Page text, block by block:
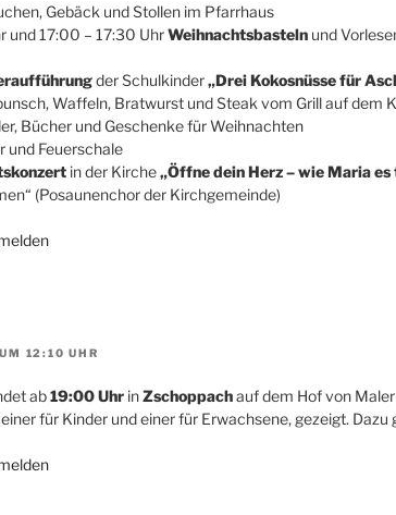
Gebäck und Stollen im Pfarrhaus
und 17:00 – 17:30 UhrWeihnachtsbasteln und
der Schulkinder„Drei Kokosnüsse für
Waffeln, Bratwurst und Steak vom Grill auf dem
Bücher und Geschenke für Weihnachten
und Feuerschale
in der Kirche„Öffne dein Herz – wie Maria es
(Posaunenchor der Kirchgemeinde)
12:10 UHR
ab19:00 Uhr inZschoppachauf dem Hof von
für Kinder und einer für Erwachsene, gezeigt. Dazu